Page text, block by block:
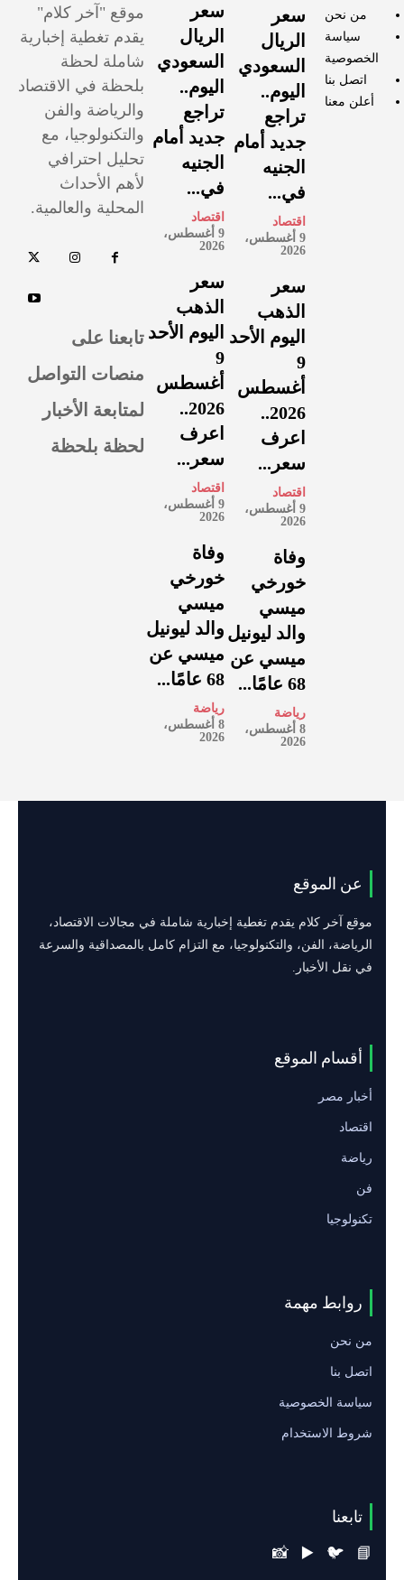
من نحن
سياسة
الخصوصية
اتصل بنا
أعلن معنا
سعر
الريال
السعودي
اليوم..
تراجع
جديد أمام
الجنيه
في...
اقتصاد
9 أغسطس،
2026
سعر
الذهب
اليوم الأحد
9
أغسطس
2026..
اعرف
سعر...
اقتصاد
9 أغسطس،
2026
وفاة
خورخي
ميسي
والد ليونيل
ميسي عن
68 عامًا...
رياضة
8 أغسطس،
2026
سعر
الريال
السعودي
اليوم..
تراجع
جديد أمام
الجنيه
في...
اقتصاد
9 أغسطس،
2026
سعر
الذهب
اليوم الأحد
9
أغسطس
2026..
اعرف
سعر...
اقتصاد
9 أغسطس،
2026
وفاة
خورخي
ميسي
والد ليونيل
ميسي عن
68 عامًا...
رياضة
8 أغسطس،
2026
موقع "آخر كلام"
يقدم تغطية إخبارية
شاملة لحظة
بلحظة في الاقتصاد
والرياضة والفن
والتكنولوجيا، مع
تحليل احترافي
لأهم الأحداث
المحلية والعالمية.
تابعنا على
منصات التواصل
لمتابعة الأخبار
لحظة بلحظة
عن الموقع
موقع آخر كلام يقدم تغطية إخبارية شاملة في مجالات الاقتصاد،
الرياضة، الفن، والتكنولوجيا، مع التزام كامل بالمصداقية والسرعة
في نقل الأخبار.
أقسام الموقع
أخبار مصر
اقتصاد
رياضة
فن
تكنولوجيا
روابط مهمة
من نحن
اتصل بنا
سياسة الخصوصية
شروط الاستخدام
تابعنا
📘
🐦
▶️
📸